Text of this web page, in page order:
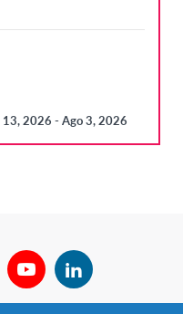
13, 2026 - Ago 3, 2026
YouTubeLinkedIn